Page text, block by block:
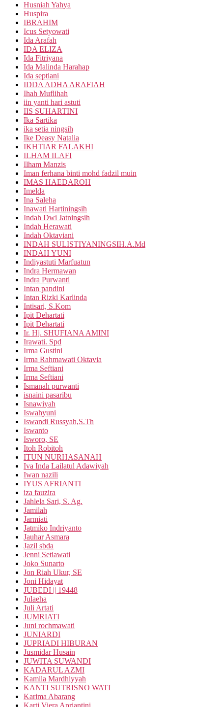
Husniah Yahya
Huspira
IBRAHIM
Icus Setyowati
Ida Arafah
IDA ELIZA
Ida Fitriyana
Ida Malinda Harahap
Ida septiani
IDDA ADHA ARAFIAH
Ihah Muflihah
iin yanti hari astuti
IIS SUHARTINI
Ika Sartika
ika setia ningsih
Ike Deasy Natalia
IKHTIAR FALAKHI
ILHAM ILAFI
Ilham Manzis
Iman ferhana binti mohd fadzil muin
IMAS HAEDAROH
Imelda
Ina Saleha
Inawati Hartiningsih
Indah Dwi Jatningsih
Indah Herawati
Indah Oktaviani
INDAH SULISTIYANINGSIH.A.Md
INDAH YUNI
Indiyastuti Marfuatun
Indra Hermawan
Indra Purwanti
Intan pandini
Intan Rizki Karlinda
Intisari, S.Kom
Ipit Dehartati
Ipit Dehartati
Ir. Hj. SHUFIANA AMINI
Irawati. Spd
Irma Gustini
Irma Rahmawati Oktavia
Irma Seftiani
Irma Seftiani
Ismanah purwanti
isnaini pasaribu
Isnawiyah
Iswahyuni
Iswandi Russyah,S.Th
Iswanto
Isworo, SE
Itoh Robitoh
ITUN NURHASANAH
Iva Inda Lailatul Adawiyah
Iwan nazili
IYUS AFRIANTI
iza fauzira
Jahlela Sari, S. Ag.
Jamilah
Jarmiati
Jatmiko Indriyanto
Jauhar Asmara
Jazil sbda
Jenni Setiawati
Joko Sunarto
Jon Riah Ukur, SE
Joni Hidayat
JUBEDI || 19448
Julaeha
Juli Artati
JUMRIATI
Juni rochmawati
JUNIARDI
JUPRIADI HIBURAN
Jusmidar Husain
JUWITA SUWANDI
KADARUL AZMI
Kamila Mardhiyyah
KANTI SUTRISNO WATI
Karima Abarang
Karti Viera Apriantini